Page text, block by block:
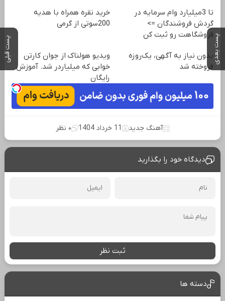
پست بعدی پست قبلی
تا 3میلیارد وام سرمایه در
گردش فروشندگان =>
فروشگاهت رو ثبت کن
خرید نقره همراه با هدیه
200سوتی از گرمی
بدون نیاز به آگهی، یک‌روزه
فروخته شد
ویدیو هولناک از جوان کارتن
خوابی که میلیاردر شد. آموزش
رایگان
آهنگ جدید 11 خرداد 1404 ۰ نظر
دیدگاه خود را بگذارید
ثبت نظر
دسته ها